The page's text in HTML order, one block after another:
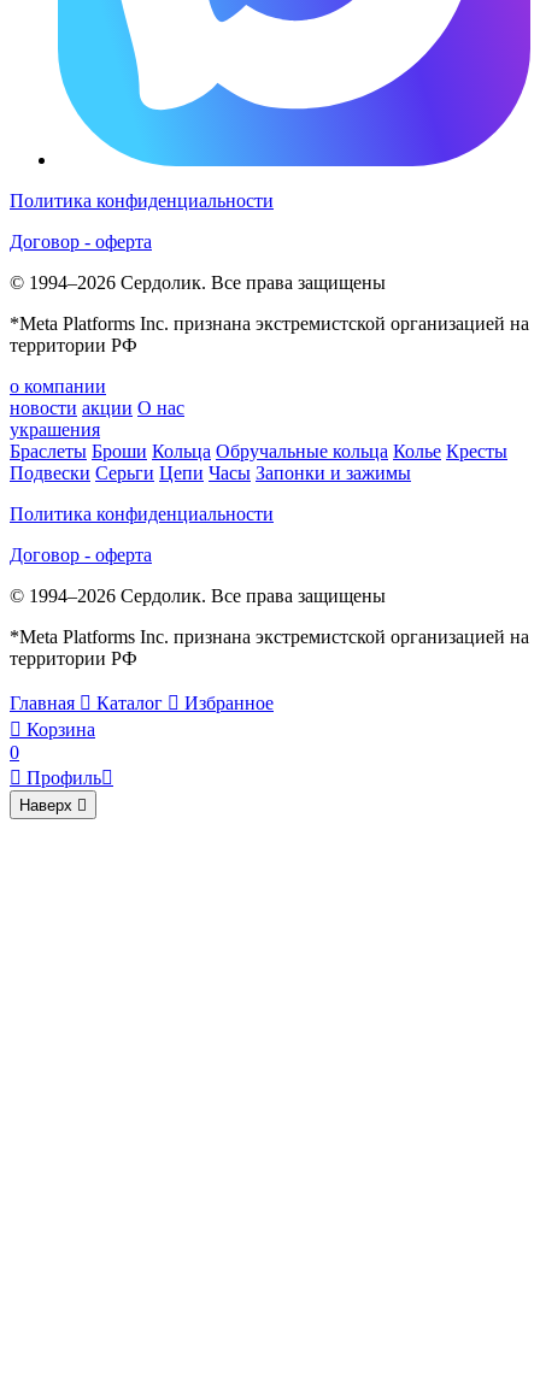
Политика конфиденциальности
Договор - оферта
© 1994–2026 Сердолик. Все права защищены
*Meta Platforms Inc. признана экстремистской организацией на
территории РФ
о компании
новости акции О нас
украшения
Браслеты Броши Кольца Обручальные кольца Колье Кресты
Подвески Серьги Цепи Часы Запонки и зажимы
Политика конфиденциальности
Договор - оферта
© 1994–2026 Сердолик. Все права защищены
*Meta Platforms Inc. признана экстремистской организацией на
территории РФ
Главная  Каталог  Избранное
 Корзина
0
 Профиль
Наверх 